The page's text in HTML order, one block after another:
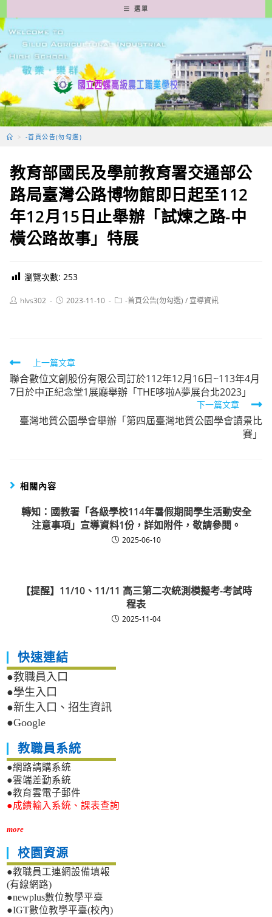
轉
至
要
容
選單
> -首頁公告(勿勾選)
教育部國民及學前教育署交通部公
路局臺灣公路博物館即日起至112
年12月15日止舉辦「試煉之路-中
橫公路故事」特展
瀏覽次數: 253
Posthlvs302
Post2023-11-10
Post-首頁公告(勿勾選) / 宣導資訊
Read
more
articles
上一篇文章
聯合數位文創股份有限公司訂於112年12月16日~113年4月
7日於中正紀念堂1展廳舉辦「THE哆啦A夢展台北2023」
下一篇文章
臺灣地質公園學會舉辦「第四屆臺灣地質公園學會讀景比
賽」
相關內容
轉知：國教署「各級學校114年暑假期間學生活動安全
注意事項」宣導資料1份，詳如附件，敬請參閱。
2025-06-10
【提醒】11/10、11/11 高三第二次統測模擬考-考試時
程表
2025-11-04
快速連結
●教職員入口
●學生入口
●新生入口、招生資訊
●Google
教職員系統
●網路請購系統
●雲端差勤系統
●教育雲電子郵件
●成績輸入系統、課表查詢
more
校園資源
●教職員工連網設備填報
(有線網路)
●newplus數位教學平臺
●IGT數位教學平臺(校內)